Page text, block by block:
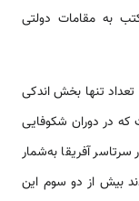
به مقامات دولتی
تنها بخش اندکی
در دوران شکوفایی
آفریقا به‌شمار
بیش از دو سوم این